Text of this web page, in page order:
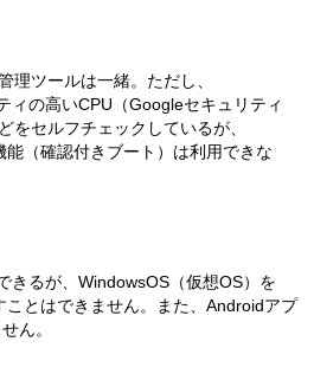
理ツールは一緒。ただし、
ィの高いCPU（Googleセキュリティ
をセルフチェックしているが、
（確認付きブート）は利用できな
きるが、WindowsOS（仮想OS）を
とはできません。また、Androidアプ
ん。